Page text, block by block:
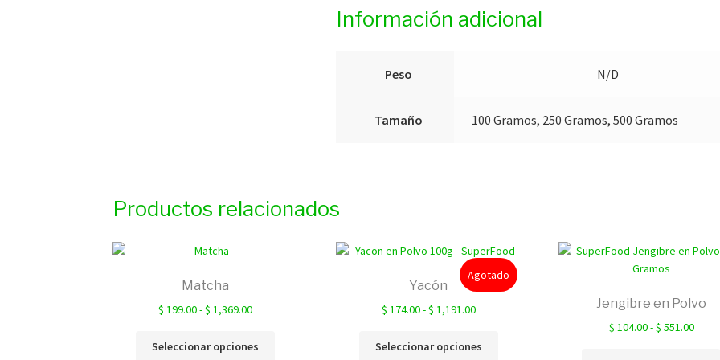
Información adicional
Peso N/D
Tamaño 100 Gramos, 250 Gramos, 500 Gramos
Productos relacionados
Matcha
$ 199.00-$ 1,369.00Rango
precios:
Seleccionar opciones
Agotado
Yacón
$ 174.00-$ 1,191.00Rango
precios:
Seleccionar opciones
Jengibre en Polvo
$ 104.00-$ 551.00Rango